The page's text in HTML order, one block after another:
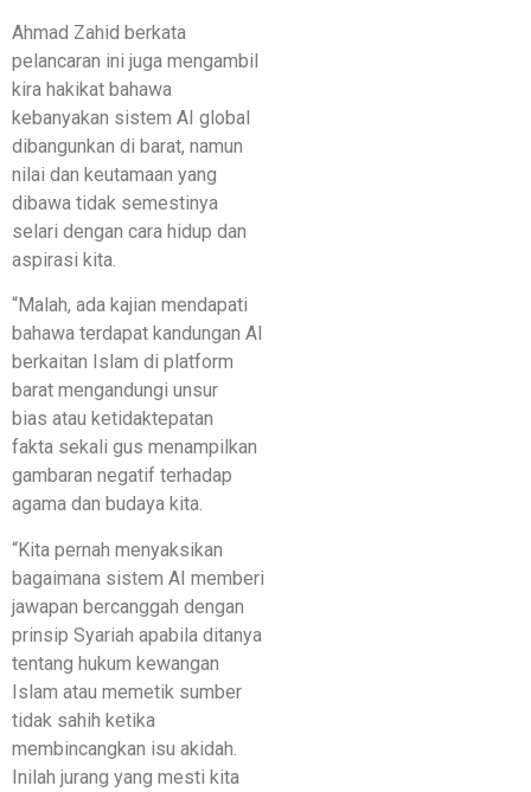
Ahmad Zahid berkata
pelancaran ini juga mengambil
kira hakikat bahawa
kebanyakan sistem AI global
dibangunkan di barat, namun
nilai dan keutamaan yang
dibawa tidak semestinya
selari dengan cara hidup dan
aspirasi kita.
“Malah, ada kajian mendapati
bahawa terdapat kandungan AI
berkaitan Islam di platform
barat mengandungi unsur
bias atau ketidaktepatan
fakta sekali gus menampilkan
gambaran negatif terhadap
agama dan budaya kita.
“Kita pernah menyaksikan
bagaimana sistem AI memberi
jawapan bercanggah dengan
prinsip Syariah apabila ditanya
tentang hukum kewangan
Islam atau memetik sumber
tidak sahih ketika
membincangkan isu akidah.
Inilah jurang yang mesti kita